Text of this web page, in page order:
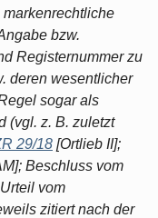
bzw.
Registernummer zu
deren wesentlicher
sogar als
(vgl. z. B. zuletzt
29/18 [Ortlieb II];
Beschluss vom
vom
zitiert nach der